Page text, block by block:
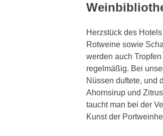
Herzstück des
Rotweine sowie
werden auch
regelmäßig. Bei
Nüssen duftete, und
Ahornsirup und
taucht man bei der
Kunst der